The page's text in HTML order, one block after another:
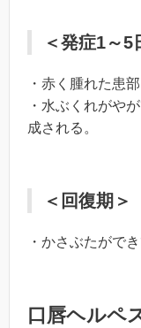
＜発症1～5
・赤く腫れた患
・水ぶくれがや
成される。
＜回復期＞
・かさぶたができ
口唇ヘルペ